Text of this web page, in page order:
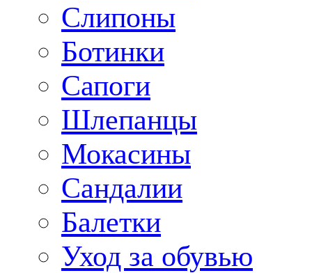
Слипоны
Ботинки
Сапоги
Шлепанцы
Мокасины
Сандалии
Балетки
Уход за обувью